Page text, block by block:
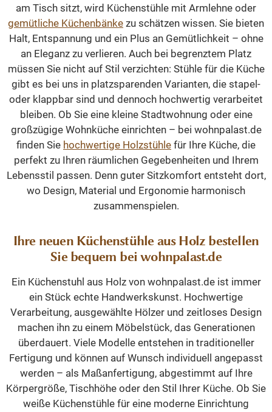
am Tisch sitzt, wird Küchenstühle mit Armlehne oder
gemütliche Küchenbänke zu schätzen wissen. Sie bieten
Halt, Entspannung und ein Plus an Gemütlichkeit – ohne
an Eleganz zu verlieren. Auch bei begrenztem Platz
müssen Sie nicht auf Stil verzichten: Stühle für die Küche
gibt es bei uns in platzsparenden Varianten, die stapel-
oder klappbar sind und dennoch hochwertig verarbeitet
bleiben. Ob Sie eine kleine Stadtwohnung oder eine
großzügige Wohnküche einrichten – bei wohnpalast.de
finden Sie hochwertige Holzstühle für Ihre Küche, die
perfekt zu Ihren räumlichen Gegebenheiten und Ihrem
Lebensstil passen. Denn guter Sitzkomfort entsteht dort,
wo Design, Material und Ergonomie harmonisch
zusammenspielen.
Ihre neuen Küchenstühle aus Holz bestellen
Sie bequem bei wohnpalast.de
Ein Küchenstuhl aus Holz von wohnpalast.de ist immer
ein Stück echte Handwerkskunst. Hochwertige
Verarbeitung, ausgewählte Hölzer und zeitloses Design
machen ihn zu einem Möbelstück, das Generationen
überdauert. Viele Modelle entstehen in traditioneller
Fertigung und können auf Wunsch individuell angepasst
werden – als Maßanfertigung, abgestimmt auf Ihre
Körpergröße, Tischhöhe oder den Stil Ihrer Küche. Ob Sie
weiße Küchenstühle für eine moderne Einrichtung